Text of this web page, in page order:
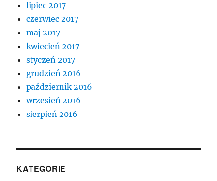
lipiec 2017
czerwiec 2017
maj 2017
kwiecień 2017
styczeń 2017
grudzień 2016
październik 2016
wrzesień 2016
sierpień 2016
KATEGORIE